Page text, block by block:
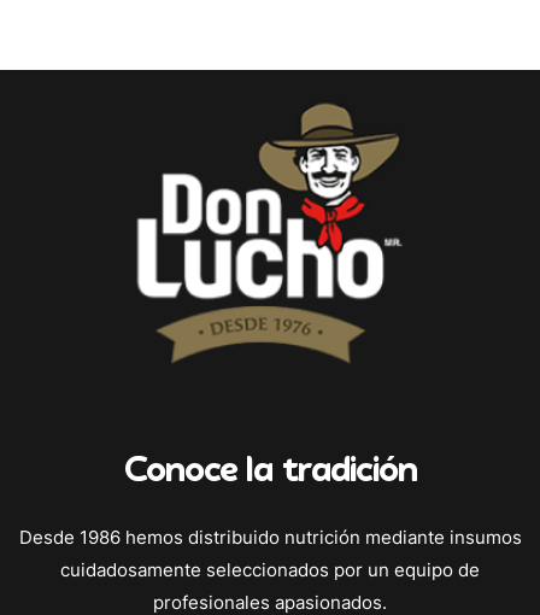
Conoce la tradición
Desde 1986 hemos distribuido nutrición mediante insumos
cuidadosamente seleccionados por un equipo de
profesionales apasionados.